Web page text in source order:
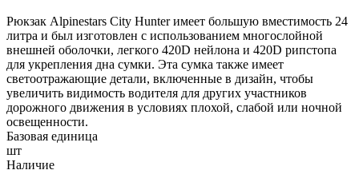
Рюкзак Alpinestars City Hunter имеет большую вместимость 24
литра и был изготовлен с использованием многослойной
внешней оболочки, легкого 420D нейлона и 420D рипстопа
для укрепления дна сумки. Эта сумка также имеет
светоотражающие детали, включенные в дизайн, чтобы
увеличить видимость водителя для других участников
дорожного движения в условиях плохой, слабой или ночной
освещенности.
Базовая единица
шт
Наличие